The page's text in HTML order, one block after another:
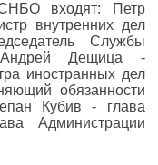
входят: Петр
внутренних дел
Службы
Андрей Дещица -
иностранных дел
обязанности
Кубив - глава
Администрации